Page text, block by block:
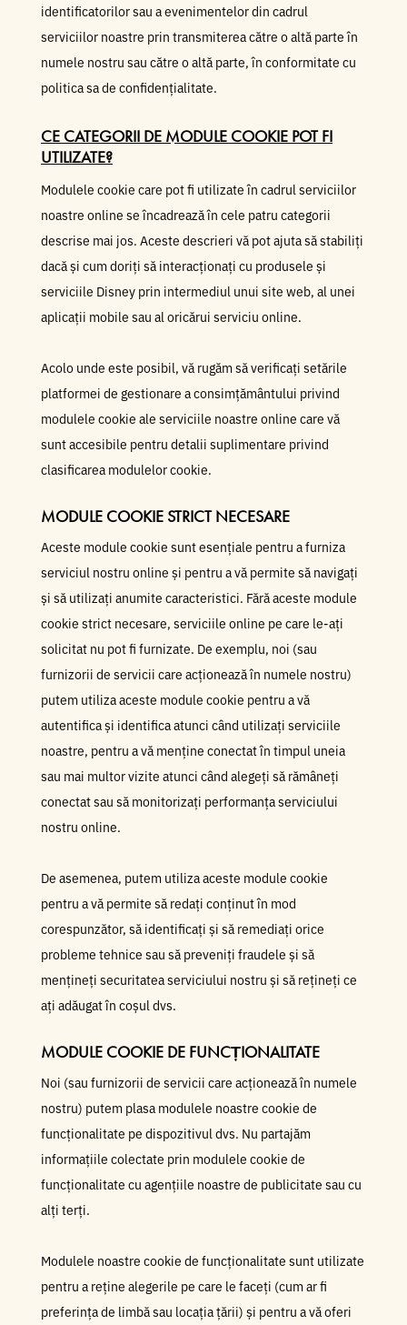
identificatorilor sau a evenimentelor din cadrul
serviciilor noastre prin transmiterea către o altă parte în
numele nostru sau către o altă parte, în conformitate cu
politica sa de confidențialitate.
CE CATEGORII DE MODULE COOKIE POT FI
UTILIZATE?
Modulele cookie care pot fi utilizate în cadrul serviciilor
noastre online se încadrează în cele patru categorii
descrise mai jos. Aceste descrieri vă pot ajuta să stabiliți
dacă și cum doriți să interacționați cu produsele și
serviciile Disney prin intermediul unui site web, al unei
aplicații mobile sau al oricărui serviciu online.
Acolo unde este posibil, vă rugăm să verificați setările
platformei de gestionare a consimțământului privind
modulele cookie ale serviciile noastre online care vă
sunt accesibile pentru detalii suplimentare privind
clasificarea modulelor cookie.
MODULE COOKIE STRICT NECESARE
Aceste module cookie sunt esențiale pentru a furniza
serviciul nostru online și pentru a vă permite să navigați
și să utilizați anumite caracteristici. Fără aceste module
cookie strict necesare, serviciile online pe care le-ați
solicitat nu pot fi furnizate. De exemplu, noi (sau
furnizorii de servicii care acționează în numele nostru)
putem utiliza aceste module cookie pentru a vă
autentifica și identifica atunci când utilizați serviciile
noastre, pentru a vă menține conectat în timpul uneia
sau mai multor vizite atunci când alegeți să rămâneți
conectat sau să monitorizați performanța serviciului
nostru online.
De asemenea, putem utiliza aceste module cookie
pentru a vă permite să redați conținut în mod
corespunzător, să identificați și să remediați orice
probleme tehnice sau să preveniți fraudele și să
mențineți securitatea serviciului nostru și să rețineți ce
ați adăugat în coșul dvs.
MODULE COOKIE DE FUNCȚIONALITATE
Noi (sau furnizorii de servicii care acționează în numele
nostru) putem plasa modulele noastre cookie de
funcționalitate pe dispozitivul dvs. Nu partajăm
informațiile colectate prin modulele cookie de
funcționalitate cu agențiile noastre de publicitate sau cu
alți terți.
Modulele noastre cookie de funcționalitate sunt utilizate
pentru a reține alegerile pe care le faceți (cum ar fi
preferința de limbă sau locația țării) și pentru a vă oferi